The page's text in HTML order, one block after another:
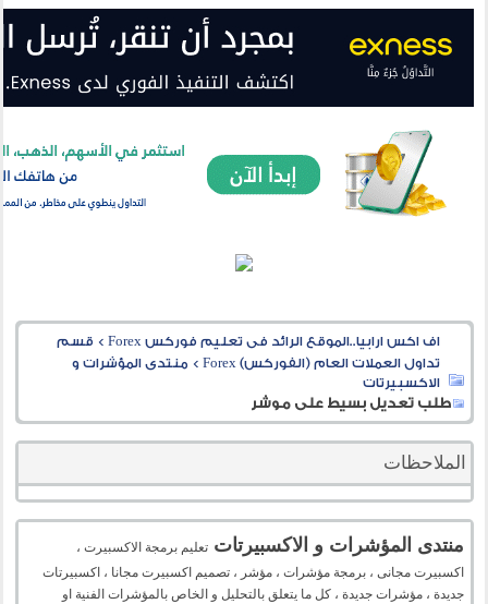
اف اكس ارابيا..الموقع الرائد فى تعليم فوركس Forex > قسم
تداول العملات العام (الفوركس) Forex
> منتدى المؤشرات و
الاكسبيرتات
طلب تعديل بسيط على موشر
الملاحظات
منتدى المؤشرات و الاكسبيرتات تعليم برمجة الاكسبيرت ،
اكسبيرت مجانى ، برمجة مؤشرات ، مؤشر ، تصميم اكسبيرت مجانا ، اكسبيرتات
جديدة ، مؤشرات جديدة ، كل ما يتعلق بالتحليل و الخاص بالمؤشرات الفنية او